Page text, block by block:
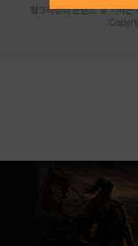
헝그리앱의 콘텐츠 및 기사